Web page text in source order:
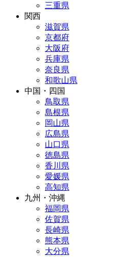
三重県
関西
滋賀県
京都府
大阪府
兵庫県
奈良県
和歌山県
中国・四国
鳥取県
島根県
岡山県
広島県
山口県
徳島県
香川県
愛媛県
高知県
九州・沖縄
福岡県
佐賀県
長崎県
熊本県
大分県